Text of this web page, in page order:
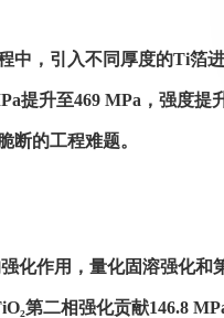
中，引入不同厚度的Ti箔进
提升至469 MPa，强度提
断的工程难题。
化作用，量化固溶强化和
第二相强化贡献146.8